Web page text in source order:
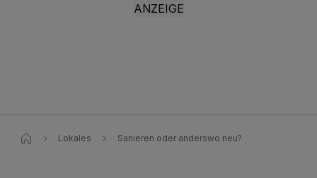
Lokales Sanieren oder anderswo neu?